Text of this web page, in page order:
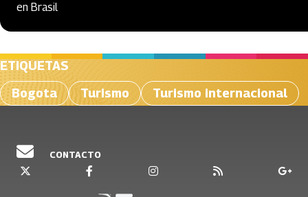
en Brasil
ETIQUETAS
Bogota
Turismo Turismo internacional
CONTACTO